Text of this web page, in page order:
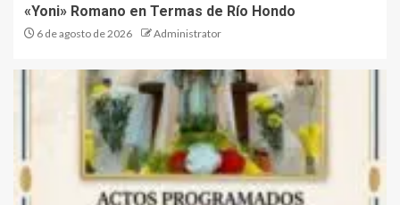
«Yoni» Romano en Termas de Río Hondo
6 de agosto de 2026 Administrator